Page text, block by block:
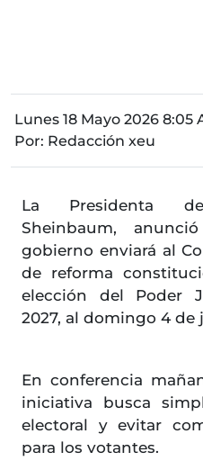
Lunes 18 Mayo 2026 8:05
Por: Redacción xeu
La Presidenta
Sheinbaum,
gobierno enviará al
de reforma
elección del Poder
2027, al domingo 4 de
En conferencia
iniciativa busca
electoral y evitar
para los votantes.